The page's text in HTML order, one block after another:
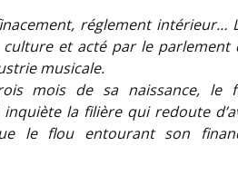
réglement
et acté par le parlement
musicale.
mois de sa naissance, le
inquiète la filière qui redoute
le flou entourant son